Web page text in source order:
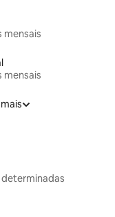
mensais
mensais
determinadas